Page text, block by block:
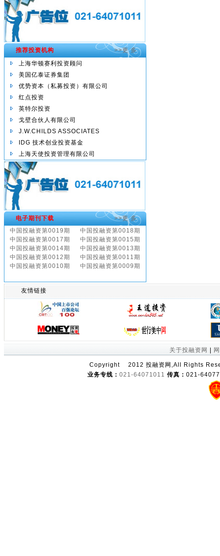
沈晗耀
沈超
推荐投资机构
>>更 多
上海华顿赛利投资顾问
美国亿泰证券集团
优势资本（私募投资）有限公司
红点投资
英特尔投资
戈壁合伙人有限公司
J.W.CHILDS ASSOCIATES
IDG 技术创业投资基金
上海天使投资管理有限公司
电子期刊下载
>>更 多
中国投融资第0019期
中国投融资第0018期
中国投融资第0017期
中国投融资第0015期
中国投融资第0014期
中国投融资第0013期
中国投融资第0012期
中国投融资第0011期
中国投融资第0010期
中国投融资第0009期
友情链接
关于投融资网
Copyright
2012 投融资网,All Rights
业务专线： 021-64071011 传真： 021-